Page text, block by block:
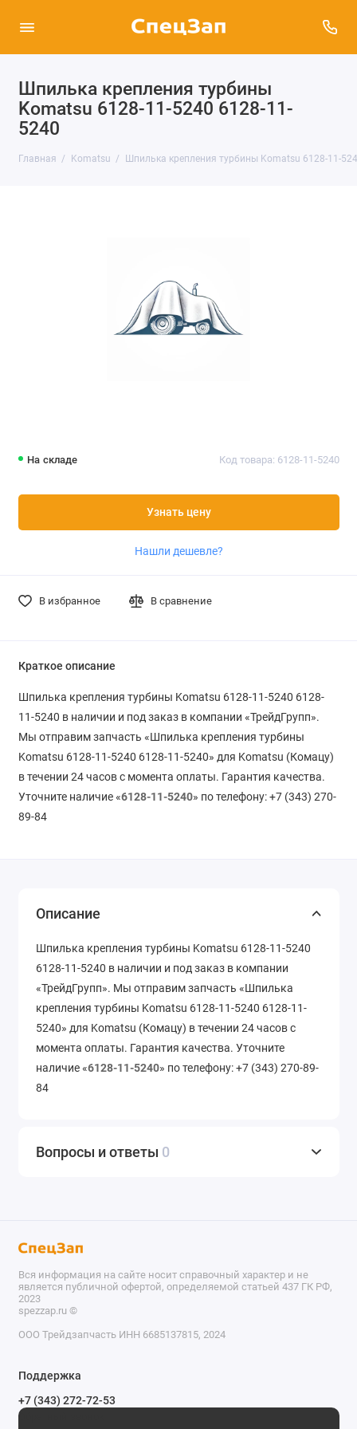
Шпилька крепления турбины
Komatsu 6128-11-5240 6128-11-
5240
Главная Komatsu Шпилька крепления турбины Komatsu 6128-11-
На складе Код товара: 6128-11-5240
Узнать цену
Нашли дешевле?
В избранное В сравнение
Краткое описание
Шпилька крепления турбины Komatsu 6128-11-5240 6128-
11-5240 в наличии и под заказ в компании «ТрейдГрупп».
Мы отправим запчасть «Шпилька крепления турбины
Komatsu 6128-11-5240 6128-11-5240» для Komatsu (Комацу)
в течении 24 часов с момента оплаты. Гарантия качества.
Уточните наличие «6128-11-5240» по телефону: +7 (343) 270-
89-84
Описание
Шпилька крепления турбины Komatsu 6128-11-5240
6128-11-5240 в наличии и под заказ в компании
«ТрейдГрупп». Мы отправим запчасть «Шпилька
крепления турбины Komatsu 6128-11-5240 6128-11-
5240» для Komatsu (Комацу) в течении 24 часов с
момента оплаты. Гарантия качества. Уточните
наличие «6128-11-5240» по телефону: +7 (343) 270-89-
84
Вопросы и ответы 0
Вся информация на сайте носит справочный характер и не
является публичной офертой, определяемой статьей 437 ГК РФ,
2023
spezzap.ru ©️
ООО Трейдзапчасть ИНН 6685137815, 2024
Поддержка
+7 (343) 272-72-53
Обратный звонок